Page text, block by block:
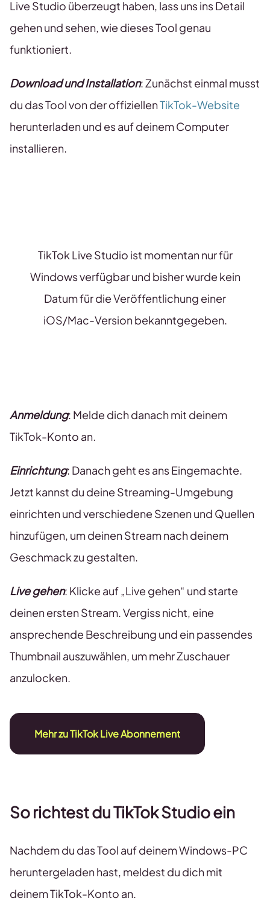
Live Studio überzeugt haben, lass uns ins Detail
gehen und sehen, wie dieses Tool genau
funktioniert.
Download und Installation: Zunächst einmal musst
du das Tool von der offiziellenTikTok-Website
herunterladen und es auf deinem Computer
installieren.
TikTok Live Studio ist momentan nur für
Windows verfügbar und bisher wurde kein
Datum für die Veröffentlichung einer
iOS/Mac-Version bekanntgegeben.
Anmeldung: Melde dich danach mit deinem
TikTok-Konto an.
Einrichtung: Danach geht es ans Eingemachte.
Jetzt kannst du deine Streaming-Umgebung
einrichten und verschiedene Szenen und Quellen
hinzufügen, um deinen Stream nach deinem
Geschmack zu gestalten.
Live gehen: Klicke auf „Live gehen“ und starte
deinen ersten Stream. Vergiss nicht, eine
ansprechende Beschreibung und ein passendes
Thumbnail auszuwählen, um mehr Zuschauer
anzulocken.
Mehr zu TikTok Live Abonnement
So richtest du TikTok Studio ein
Nachdem du das Tool auf deinem Windows-PC
heruntergeladen hast, meldest du dich mit
deinem TikTok-Konto an.